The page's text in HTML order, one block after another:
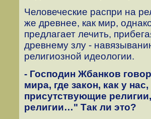
Человеческие распри на
же древнее, как мир,
предлагает лечить,
древнему злу -
религиозной идеологии.
- Господин Жбанков
мира, где закон, как у
присутствующие
религии…" Так ли это?